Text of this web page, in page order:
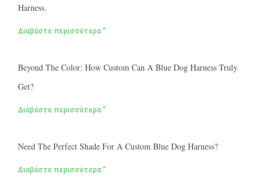
Harness.
Διαβάστε περισσότερα "
Beyond The Color: How Custom Can A Blue Dog Harness Truly
Get?
Διαβάστε περισσότερα "
Need The Perfect Shade For A Custom Blue Dog Harness?
Διαβάστε περισσότερα "